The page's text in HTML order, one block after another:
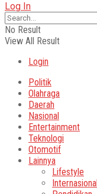
Log In
No Result
View All Result
Login
Politik
Olahraga
Daerah
Nasional
Entertainment
Teknologi
Otomotif
Lainnya
Lifestyle
Internasional